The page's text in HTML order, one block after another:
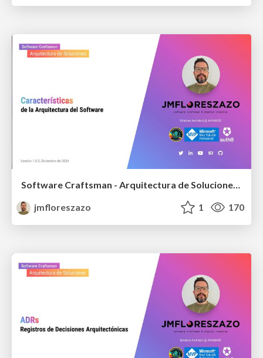
Software Craftsman - Arquitectura de Soluciones - Architecture Characteristics
jmfloreszazo
1 170